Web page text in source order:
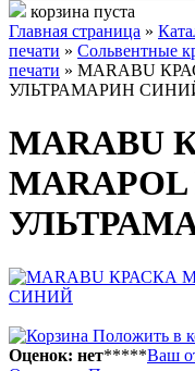
корзина пуста
Главная страница »
печати » Сольвентные
печати » MARABU
УЛЬТРАМАРИН
MARABU
MARAPOL
Положить в
Оценок: нет*****Ваш